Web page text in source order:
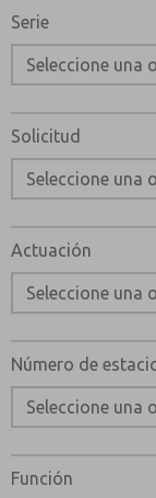
Serie
Solicitud
Actuación
Número de
Función
¿Método de
Correo
producto y
*Sí, he leído
se
únicamente